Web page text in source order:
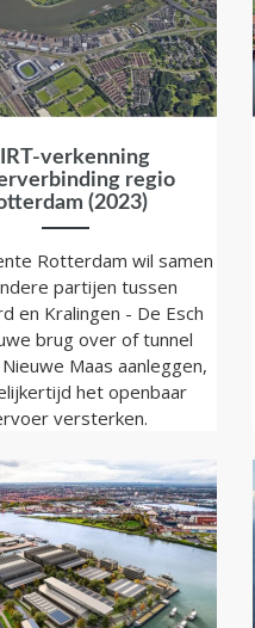
verkenning
regio
(2023)
Rotterdam wil samen
partijen tussen
en Kralingen - De Esch
brug over of tunnel
Maas aanleggen,
het openbaar
versterken.